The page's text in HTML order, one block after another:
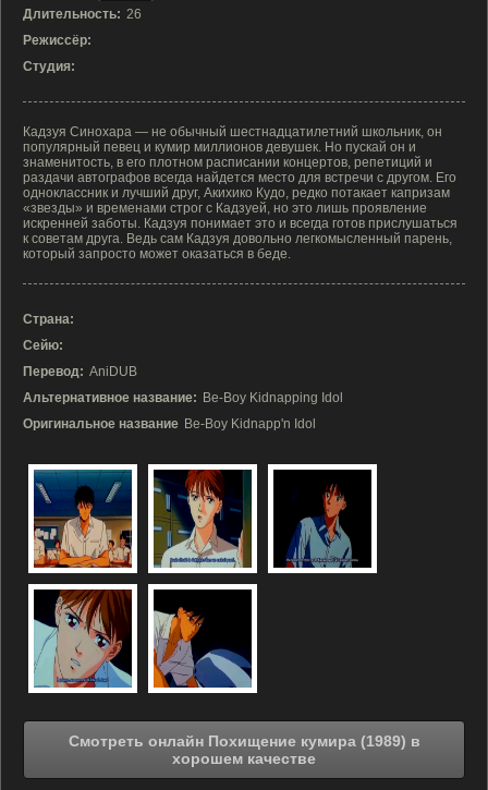
Длительность: 26
Режиссёр:
Студия:
Кадзуя Синохара — не обычный шестнадцатилетний школьник, он
популярный певец и кумир миллионов девушек. Но пускай он и
знаменитость, в его плотном расписании концертов, репетиций и
раздачи автографов всегда найдется место для встречи с другом. Его
одноклассник и лучший друг, Акихико Кудо, редко потакает капризам
«звезды» и временами строг с Кадзуей, но это лишь проявление
искренней заботы. Кадзуя понимает это и всегда готов прислушаться
к советам друга. Ведь сам Кадзуя довольно легкомысленный парень,
который запросто может оказаться в беде.
Страна:
Сейю:
Перевод: AniDUB
Альтернативное название: Be-Boy Kidnapping Idol
Оригинальное название Be-Boy Kidnapp'n Idol
Смотреть онлайн Похищение кумира (1989) в
хорошем качестве